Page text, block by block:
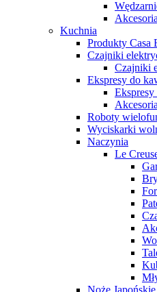
Kuchnia
Produkty Casa
Czajniki
Czajniki
Ekspresy do
Roboty
Wyciskarki
Naczynia
Le
Noże Japońskie